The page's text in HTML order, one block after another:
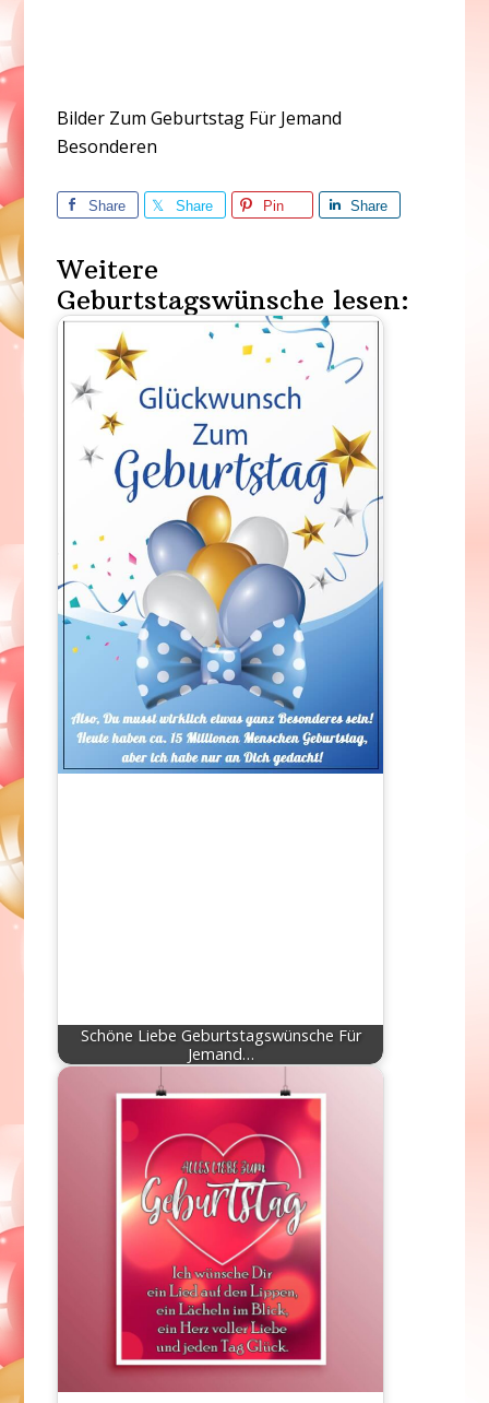
Bilder Zum Geburtstag Für Jemand
Besonderen
Share Share Pin Share
Weitere
Geburtstagswünsche lesen:
Schöne Liebe Geburtstagswünsche Für
Jemand…